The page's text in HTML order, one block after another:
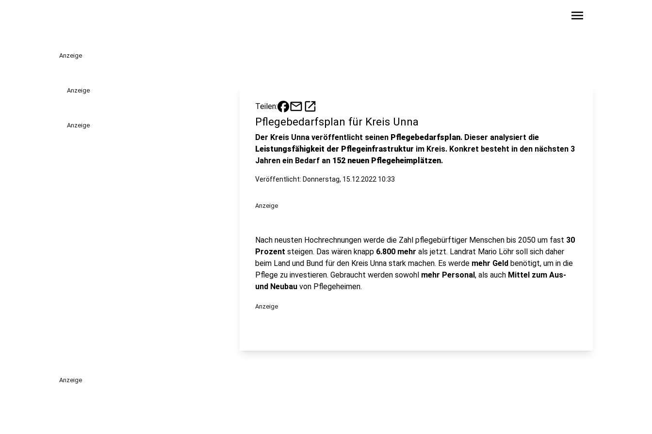
menu
Anzeige
Anzeige
Anzeige
Teilen: mailopen_in_new
Pflegebedarfsplan für Kreis Unna
Der Kreis Unna veröffentlicht seinen Pflegebedarfsplan. Dieser analysiert die
Leistungsfähigkeit der Pflegeinfrastruktur im Kreis. Konkret besteht in den nächsten 3
Jahren ein Bedarf an 152 neuen Pflegeheimplätzen.
Veröffentlicht: Donnerstag, 15.12.2022 10:33
Anzeige
Nach neusten Hochrechnungen werde die Zahl pflegebürftiger Menschen bis 2050 um fast 30
Prozent steigen. Das wären knapp 6.800 mehr als jetzt. Landrat Mario Löhr soll sich daher
beim Land und Bund für den Kreis Unna stark machen. Es werde mehr Geld benötigt, um in die
Pflege zu investieren. Gebraucht werden sowohl mehr Personal, als auch Mittel zum Aus-
und Neubau von Pflegeheimen.
Anzeige
Anzeige